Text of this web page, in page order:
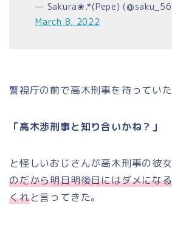
— Sakura❀.*(Pepe)
March 8, 2022
警視庁の前で高木刑事を待っていた
「高木渉刑事と知り合いかね？」
と怪しいおじさんが高木刑事の彼
のだから明日明後日にはダメにな
くれと言ってきた。